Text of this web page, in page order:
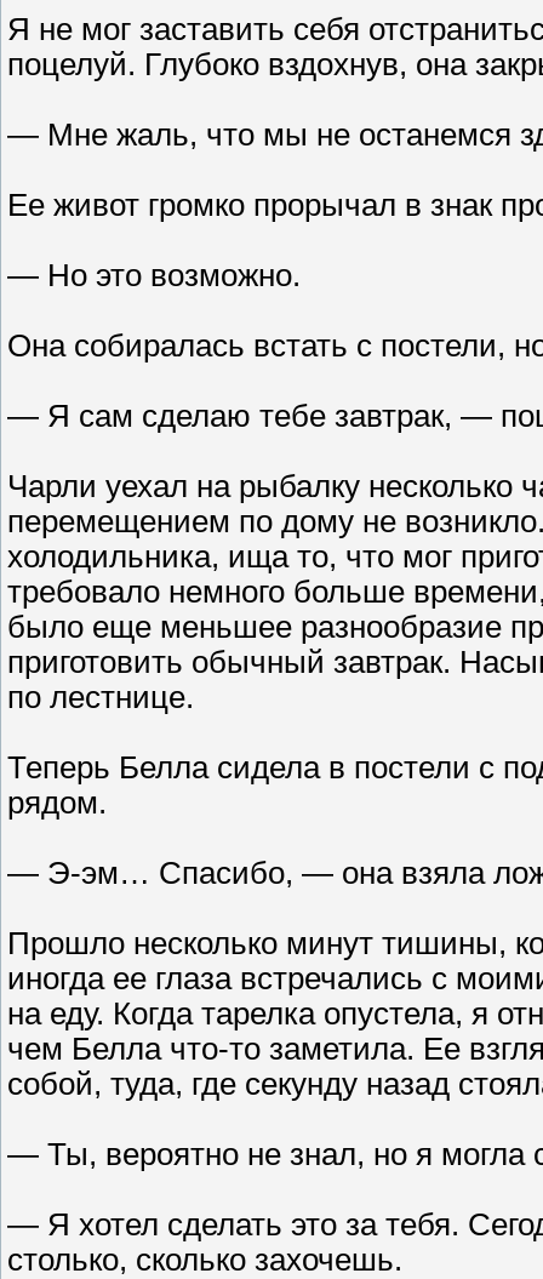
Я не мог заставить себя
поцелуй. Глубоко вздохнув, она
— Мне жаль, что мы не останемся
Ее живот громко прорычал в знак
— Но это возможно.
Она собиралась встать с постели,
— Я сам сделаю тебе завтрак, —
Чарли уехал на рыбалку несколько
перемещением по дому не
холодильника, ища то, что мог
требовало немного больше
было еще меньшее разнообразие
приготовить обычный завтрак.
по лестнице.
Теперь Белла сидела в постели с
рядом.
— Э-эм… Спасибо, — она взяла
Прошло несколько минут тишины,
иногда ее глаза встречались с
на еду. Когда тарелка опустела, я
чем Белла что-то заметила. Ее
собой, туда, где секунду назад
— Ты, вероятно не знал, но я могла
— Я хотел сделать это за тебя.
столько, сколько захочешь.